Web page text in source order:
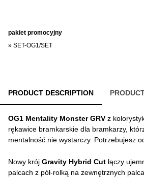
pakiet promocyjny
» SET-OG1/SET
PRODUCT DESCRIPTION
OG1 Mentality Monster GRV z
rękawice bramkarskie dla bramkarzy,
mentalność nie wystarczy. Potrzebujesz
Nowy krój Gravity Hybrid Cut łączy
palcach z pół-rolką na zewnętrznych